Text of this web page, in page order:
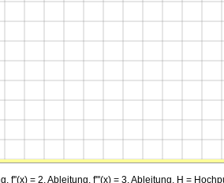
= 2. Ableitung, f'''(x) = 3. Ableitung, H =